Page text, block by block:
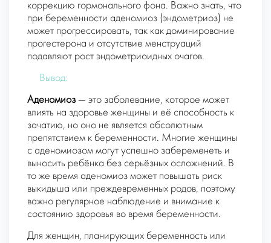
коррекцию гормонального фона. Важно знать, что
при беременности аденомиоз (эндометриоз) не
может прогрессировать, так как доминирование
прогестерона и отсутствие менструаций
подавляют рост эндометриоидных очагов.
Вывод:
Аденомиоз — это заболевание, которое может
влиять на здоровье женщины и её способность к
зачатию, но оно не является абсолютным
препятствием к беременности. Многие женщины
с аденомиозом могут успешно забеременеть и
выносить ребёнка без серьёзных осложнений. В
то же время аденомиоз может повышать риск
выкидыша или преждевременных родов, поэтому
важно регулярное наблюдение и внимание к
состоянию здоровья во время беременности.
Для женщин, планирующих беременность или